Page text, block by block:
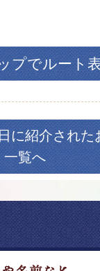
プでルート
に紹介された
一覧へ